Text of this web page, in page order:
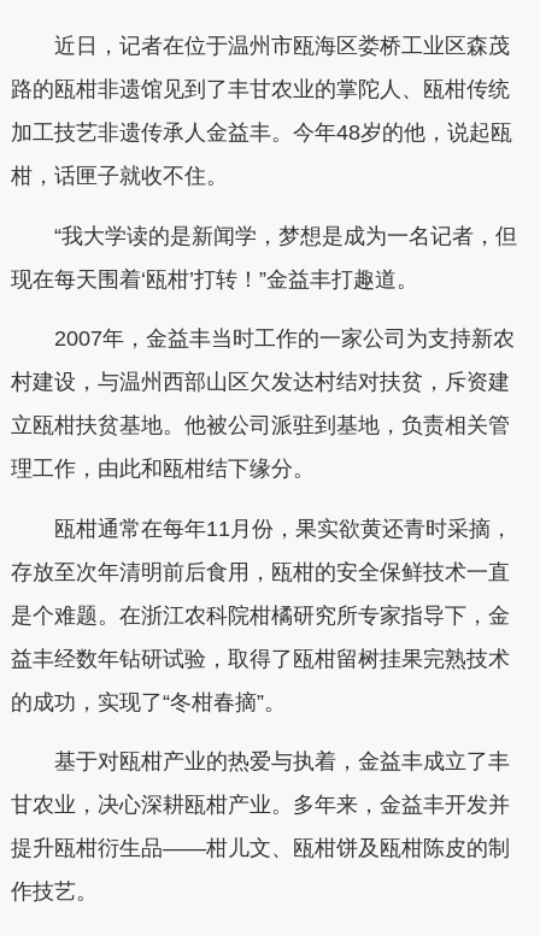
近日，记者在位于温州市瓯海区娄桥工业区森茂
路的瓯柑非遗馆见到了丰甘农业的掌陀人、瓯柑传统
加工技艺非遗传承人金益丰。今年48岁的他，说起瓯
柑，话匣子就收不住。
“我大学读的是新闻学，梦想是成为一名记者，但
现在每天围着‘瓯柑’打转！”金益丰打趣道。
2007年，金益丰当时工作的一家公司为支持新农
村建设，与温州西部山区欠发达村结对扶贫，斥资建
立瓯柑扶贫基地。他被公司派驻到基地，负责相关管
理工作，由此和瓯柑结下缘分。
瓯柑通常在每年11月份，果实欲黄还青时采摘，
存放至次年清明前后食用，瓯柑的安全保鲜技术一直
是个难题。在浙江农科院柑橘研究所专家指导下，金
益丰经数年钻研试验，取得了瓯柑留树挂果完熟技术
的成功，实现了“冬柑春摘”。
基于对瓯柑产业的热爱与执着，金益丰成立了丰
甘农业，决心深耕瓯柑产业。多年来，金益丰开发并
提升瓯柑衍生品——柑儿文、瓯柑饼及瓯柑陈皮的制
作技艺。